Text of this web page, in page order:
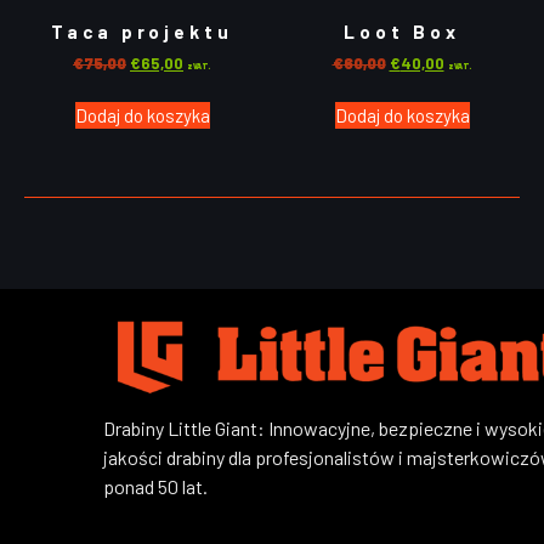
Taca projektu
€75,00 €65,00 z VAT.
Dodaj do koszyka
Loot Box
€60,00 €40,00 z VAT.
Dodaj do koszyka
Drabiny Little Giant: Innowacyjne, bezpieczne i
jakości drabiny dla profesjonalistów i
ponad 50 lat.